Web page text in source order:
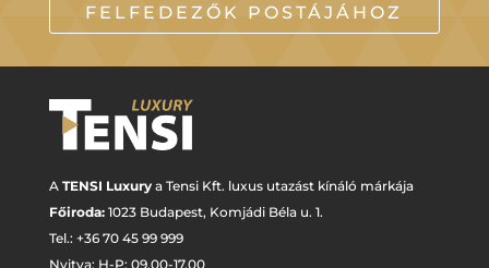
FELFEDEZŐK POSTÁJÁHOZ
A TENSI Luxurya Tensi Kft. luxus utazást kínáló márkája
Főiroda: 1023 Budapest, Komjádi Béla u. 1.
Tel.: +36 70 45 99 999
Nyitva: H-P: 09.00-17.00